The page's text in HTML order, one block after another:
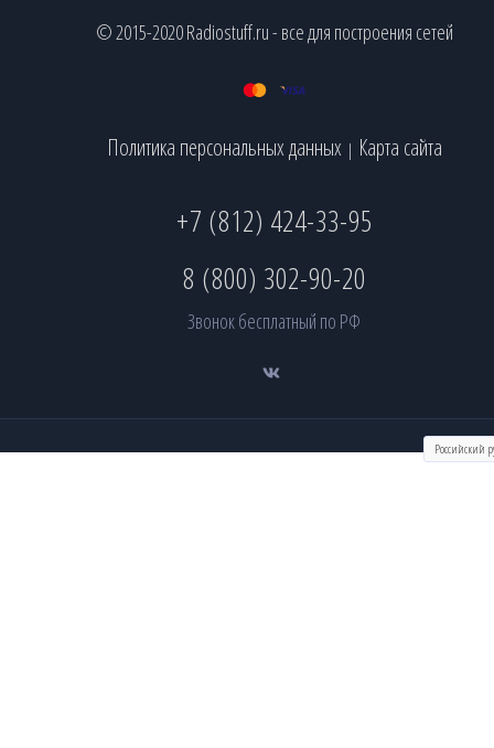
© 2015-2020 Radiostuff.ru - все для построения сетей
Политика персональных данных | Карта сайта
+7 (812) 424-33-95
8 (800) 302-90-20
Звонок бесплатный по РФ